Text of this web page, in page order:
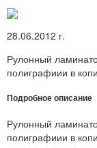
28.06.2012 г.
Рулонный
полиграфиии в
Подробное описание
Рулонный
полиграфиии в